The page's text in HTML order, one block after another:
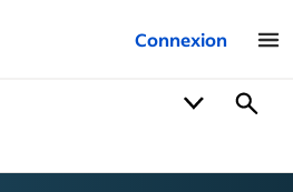
Connexion